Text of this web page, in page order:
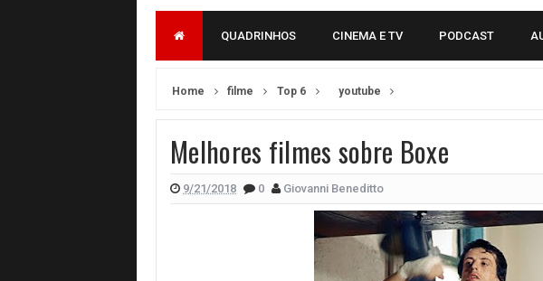
Livros nacionais para presentear no Natal
Daniel Renattini lança O Crepúsculo das Auras em evento no Bar
Ulisses Mattos apresenta romance que cruza amadurecimento,
Novo livro de Bruno Crispim traz o dinamismo e a ação dos
Livros para aproveitar as férias de julho
QUADRINHOS CINEMA E TV PODCAST
Home filme Top 6 youtube
Melhores filmes sobre Boxe
9/21/2018 0 Giovanni Beneditto